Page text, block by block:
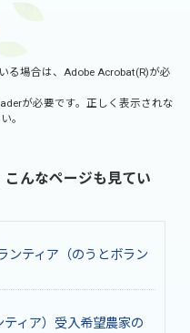
る場合は、Adobe Acrobat(R)が必
が必要です。正しく表示されな
。
んなページも見てい
ンティア（のうとボラン
ィア）受入希望農家の